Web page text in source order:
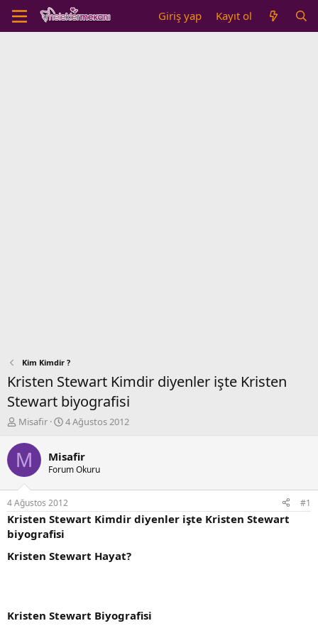
Giriş yap Kayıt ol
Kim Kimdir ?
Kristen Stewart Kimdir diyenler işte Kristen
Stewart biyografisi
K
n
b
y
u
b
a
ş
a
Misafir
B
l
a
g
ı
ç
r
4 Ağustos 2012
M Misafir
Forum Okuru
4 Ağustos 2012 #1
Kristen Stewart Kimdir diyenler işte Kristen Stewart
biyografisi
Kristen Stewart Hayat?
Kristen Stewart Biyografisi